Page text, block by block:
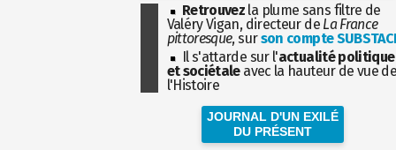
Retrouvez la plume sans filtre de
Valéry Vigan, directeur de La France
pittoresque, surson compte
Il s'attarde sur l'actualité politique
et sociétaleavec la hauteur de vue
l'Histoire
JOURNAL D'UN EXILÉ
DU PRÉSENT